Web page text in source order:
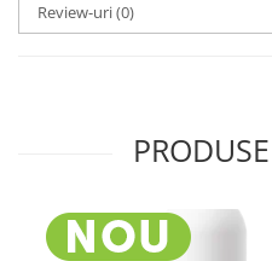
Review-uri(0)